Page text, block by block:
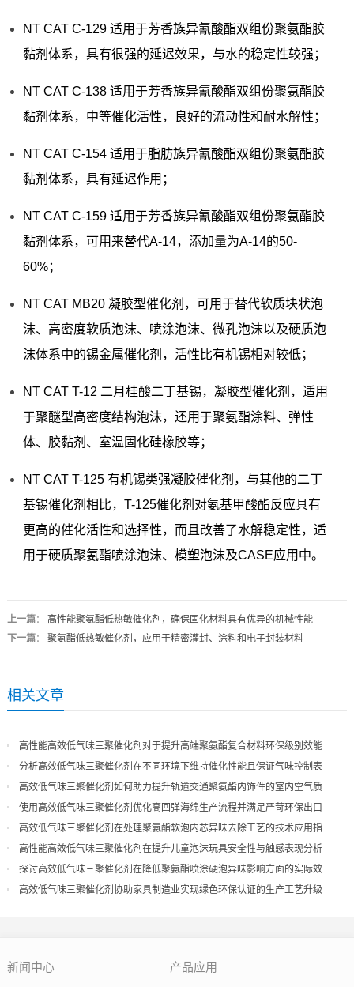
NT CAT C-129 适用于芳香族异氰酸酯双组份聚氨酯胶
黏剂体系，具有很强的延迟效果，与水的稳定性较强；
NT CAT C-138 适用于芳香族异氰酸酯双组份聚氨酯胶
黏剂体系，中等催化活性，良好的流动性和耐水解性；
NT CAT C-154 适用于脂肪族异氰酸酯双组份聚氨酯胶
黏剂体系，具有延迟作用；
NT CAT C-159 适用于芳香族异氰酸酯双组份聚氨酯胶
黏剂体系，可用来替代A-14，添加量为A-14的50-
60%；
NT CAT MB20 凝胶型催化剂，可用于替代软质块状泡
沫、高密度软质泡沫、喷涂泡沫、微孔泡沫以及硬质泡
沫体系中的锡金属催化剂，活性比有机锡相对较低；
NT CAT T-12 二月桂酸二丁基锡，凝胶型催化剂，适用
于聚醚型高密度结构泡沫，还用于聚氨酯涂料、弹性
体、胶黏剂、室温固化硅橡胶等；
NT CAT T-125 有机锡类强凝胶催化剂，与其他的二丁
基锡催化剂相比，T-125催化剂对氨基甲酸酯反应具有
更高的催化活性和选择性，而且改善了水解稳定性，适
用于硬质聚氨酯喷涂泡沫、模塑泡沫及CASE应用中。
上一篇： 高性能聚氨酯低热敏催化剂，确保固化材料具有优异的机械性能
下一篇： 聚氨酯低热敏催化剂，应用于精密灌封、涂料和电子封装材料
相关文章
高性能高效低气味三聚催化剂对于提升高端聚氨酯复合材料环保级别效能
分析高效低气味三聚催化剂在不同环境下维持催化性能且保证气味控制表
现
高效低气味三聚催化剂如何助力提升轨道交通聚氨酯内饰件的室内空气质
量
使用高效低气味三聚催化剂优化高回弹海绵生产流程并满足严苛环保出口
高效低气味三聚催化剂在处理聚氨酯软泡内芯异味去除工艺的技术应用指
导
高性能高效低气味三聚催化剂在提升儿童泡沫玩具安全性与触感表现分析
探讨高效低气味三聚催化剂在降低聚氨酯喷涂硬泡异味影响方面的实际效
果
高效低气味三聚催化剂协助家具制造业实现绿色环保认证的生产工艺升级
新闻中心 产品应用